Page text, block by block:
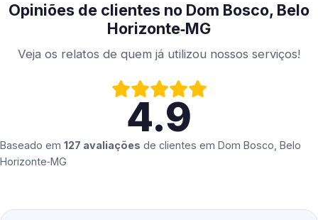
Opiniões de clientes no Dom Bosco, Belo
Horizonte‑MG
Veja os relatos de quem já utilizou nossos serviços!
4.9
Baseado em 127 avaliações de clientes em Dom Bosco, Belo
Horizonte‑MG